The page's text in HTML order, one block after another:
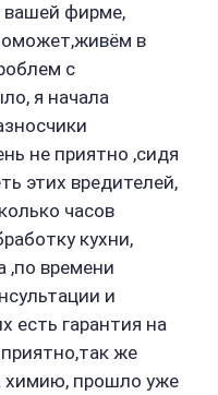
вашей фирме,
в
с
я начала
не приятно ,сидя
этих вредителей,
часов
кухни,
,по времени
и
есть гарантия на
же
химию, прошло уже